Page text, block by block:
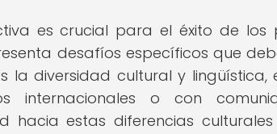
es crucial para el éxito de los
desafíos específicos que
la diversidad cultural y lingüística,
internacionales o con
hacia estas diferencias